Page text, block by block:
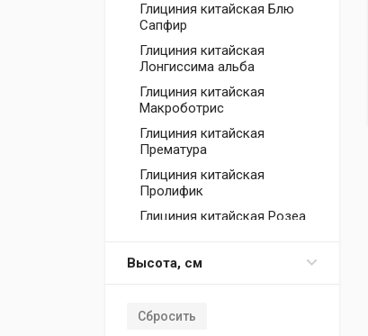
Глициния китайская Блю
Сапфир
Глициния китайская
Лонгиссима альба
Глициния китайская
Макроботрис
Глициния китайская
Прематура
Глициния китайская
Пролифик
Глициния китайская Розеа
ассортименте
Глициния короткокистая
Высота, см
Сбросить